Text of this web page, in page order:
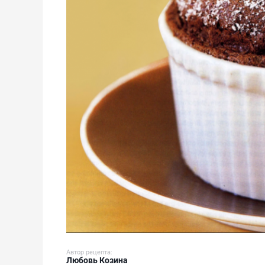
Автор рецепта:
Любовь Козина